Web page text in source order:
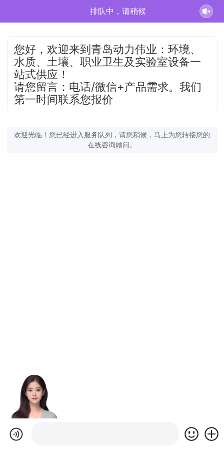
排队中，请稍候
您好，欢迎来到青岛动力伟业：环境、
水质、土壤、职业卫生及实验室设备一
站式供应！
请您留言：电话/微信+产品需求。我们
第一时间联系您报价
欢迎光临！您已经进入服务队列，请您稍候，马上为您转接您的
在线咨询顾问。